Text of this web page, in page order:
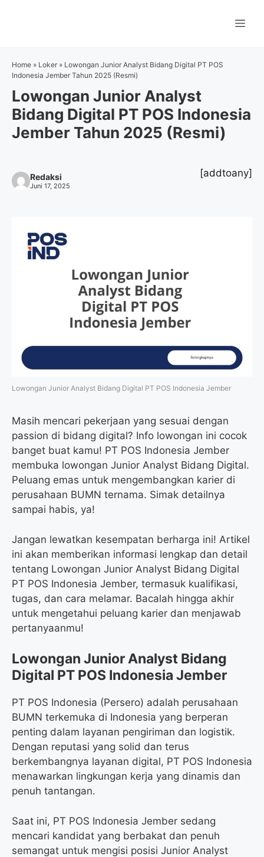
Home » Loker » Lowongan Junior Analyst Bidang Digital PT POS
Indonesia Jember Tahun 2025 (Resmi)
Lowongan Junior Analyst
Bidang Digital PT POS Indonesia
Jember Tahun 2025 (Resmi)
Redaksi
Juni 17, 2025
[addtoany]
Lowongan Junior Analyst Bidang Digital PT POS Indonesia Jember
Masih mencari pekerjaan yang sesuai dengan
passion di bidang digital? Info lowongan ini cocok
banget buat kamu! PT POS Indonesia Jember
membuka lowongan Junior Analyst Bidang Digital.
Peluang emas untuk mengembangkan karier di
perusahaan BUMN ternama. Simak detailnya
sampai habis, ya!
Jangan lewatkan kesempatan berharga ini! Artikel
ini akan memberikan informasi lengkap dan detail
tentang Lowongan Junior Analyst Bidang Digital
PT POS Indonesia Jember, termasuk kualifikasi,
tugas, dan cara melamar. Bacalah hingga akhir
untuk mengetahui peluang karier dan menjawab
pertanyaanmu!
Lowongan Junior Analyst Bidang
Digital PT POS Indonesia Jember
PT POS Indonesia (Persero) adalah perusahaan
BUMN terkemuka di Indonesia yang berperan
penting dalam layanan pengiriman dan logistik.
Dengan reputasi yang solid dan terus
berkembangnya layanan digital, PT POS Indonesia
menawarkan lingkungan kerja yang dinamis dan
penuh tantangan.
Saat ini, PT POS Indonesia Jember sedang
mencari kandidat yang berbakat dan penuh
semangat untuk mengisi posisi Junior Analyst